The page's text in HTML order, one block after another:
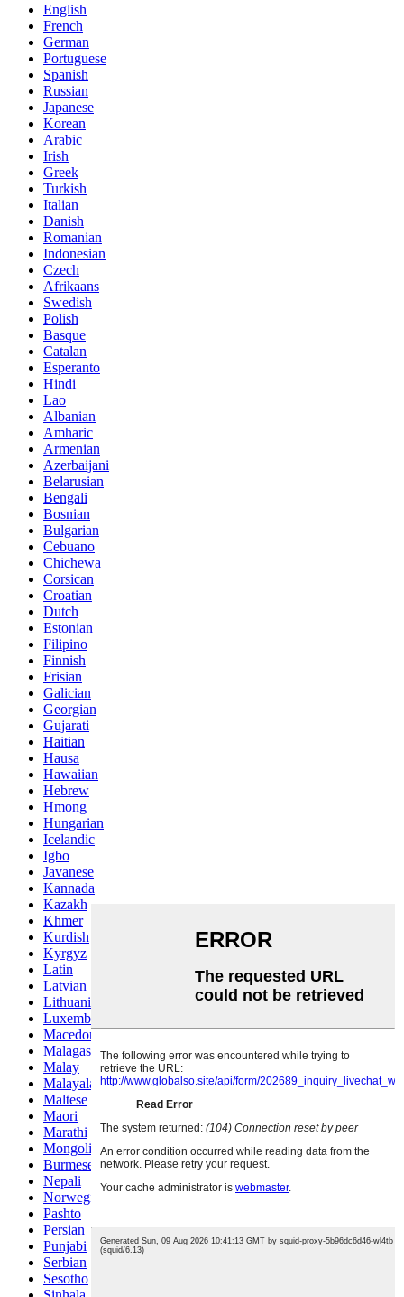
English
French
German
Portuguese
Spanish
Russian
Japanese
Korean
Arabic
Irish
Greek
Turkish
Italian
Danish
Romanian
Indonesian
Czech
Afrikaans
Swedish
Polish
Basque
Catalan
Esperanto
Hindi
Lao
Albanian
Amharic
Armenian
Azerbaijani
Belarusian
Bengali
Bosnian
Bulgarian
Cebuano
Chichewa
Corsican
Croatian
Dutch
Estonian
Filipino
Finnish
Frisian
Galician
Georgian
Gujarati
Haitian
Hausa
Hawaiian
Hebrew
Hmong
Hungarian
Icelandic
Igbo
Javanese
Kannada
Kazakh
Khmer
Kurdish
Kyrgyz
Latin
Latvian
Lithuanian
Luxembou..
Macedonian
Malagasy
Malay
Malayalam
Maltese
Maori
Marathi
Mongolian
Burmese
Nepali
Norwegian
Pashto
Persian
Punjabi
Serbian
Sesotho